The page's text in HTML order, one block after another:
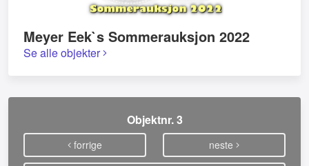
Meyer Eek`s Sommerauksjon 2022
Se alle objekter
Objektnr. 3
forrige neste